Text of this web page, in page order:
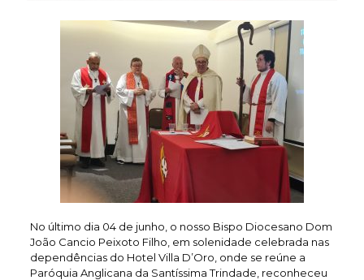
No último dia 04 de junho, o nosso Bispo Diocesano Dom
João Cancio Peixoto Filho, em solenidade celebrada nas
dependências do Hotel Villa D’Oro, onde se reúne a
Paróquia Anglicana da Santíssima Trindade, reconheceu